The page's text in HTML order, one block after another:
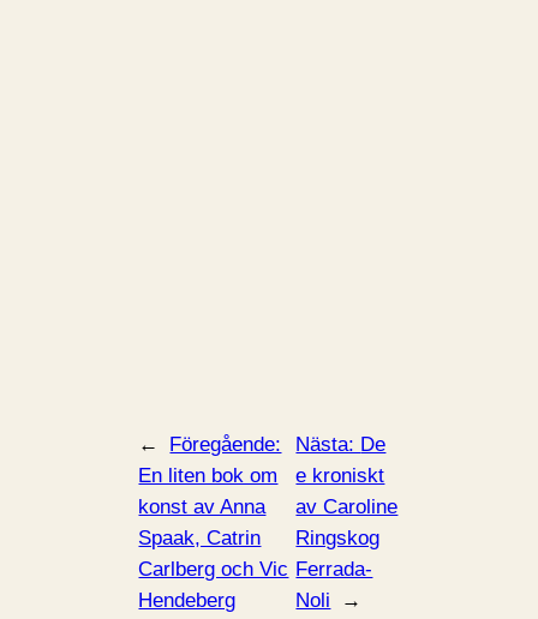
←
Föregående:
En liten bok om
konst av Anna
Spaak, Catrin
Carlberg och Vic
Hendeberg
Nästa: De
e kroniskt
av Caroline
Ringskog
Ferrada-
Noli
→